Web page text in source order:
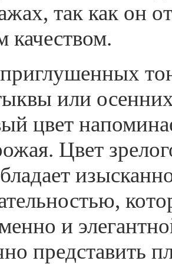
так как он
или
цвет
Цвет
и
представить